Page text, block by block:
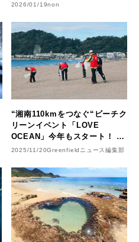
2026/01/19non
“湘南110kmをつなぐ“ビーチク
リーンイベント「LOVE
OCEAN」今年もスタート！ 10
海岸＆2漁港で参加者を募集
2025/11/20Greenfieldニュース編集部